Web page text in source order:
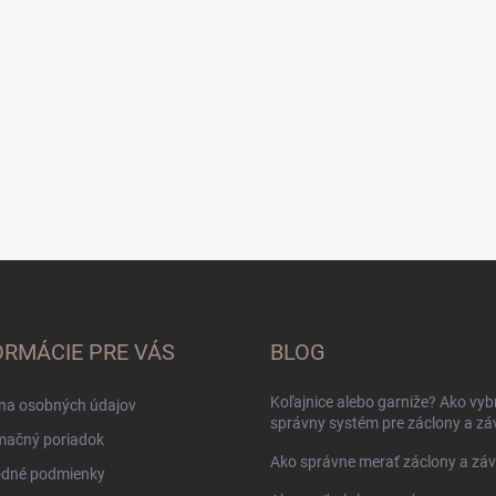
PRE VÁS
osobných údajov
poriadok
podmienky
BLOG
Koľajnice alebo garniže? Ako
správny systém pre záclony a
Ako správne merať záclony a